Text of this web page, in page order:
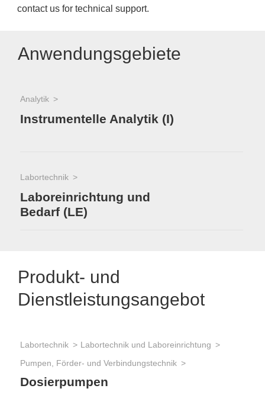
contact us for technical support.
Anwendungsgebiete
Analytik
Instrumentelle Analytik (I)
Labortechnik
Laboreinrichtung und
Bedarf (LE)
Produkt- und
Dienstleistungsangebot
Labortechnik
Labortechnik und Laboreinrichtung
Pumpen, Förder- und Verbindungstechnik
Dosierpumpen